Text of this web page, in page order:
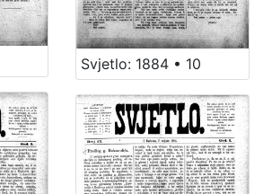
Svjetlo: 1884 • 10